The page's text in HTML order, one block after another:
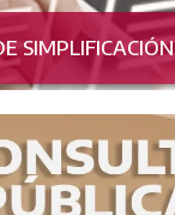
SIMPLIFICACIÓN